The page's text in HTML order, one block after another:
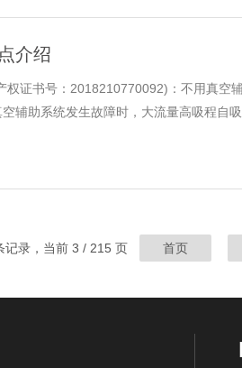
介绍
权证书号：2018210770092)：不用真
辅助系统发生故障时，大流量高吸程自
记录，当前 3 / 215 页 首页